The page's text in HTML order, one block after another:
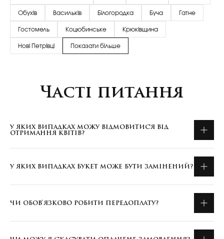
Обухів Васильків Білогородка Буча Гатне
Гостомель Коцюбинське Крюківщина
Нові Петрівці Показати більше
Часті питання
У ЯКИХ ВИПАДКАХ МОЖУ ВІДМОВИТИСЯ ВІД
ОТРИМАННЯ КВІТІВ?
У ЯКИХ ВИПАДКАХ БУКЕТ МОЖЕ БУТИ ЗАМІНЕНИЙ?
ЧИ ОБОВ'ЯЗКОВО РОБИТИ ПЕРЕДОПЛАТУ?